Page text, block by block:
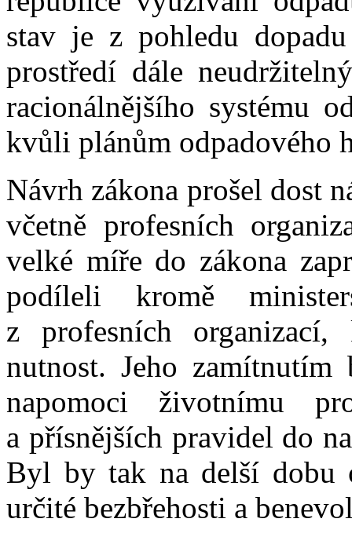
stav je z pohledu
prostředí dále
racionálnějšího systému
kvůli plánům odpadového
Návrh zákona prošel dost
včetně profesních
velké míře do zákona
podíleli kromě
z profesních
nutnost. Jeho zamítnutím
napomoci životnímu
a přísnějších pravidel do
Byl by tak na delší dobu
určité bezbřehosti a